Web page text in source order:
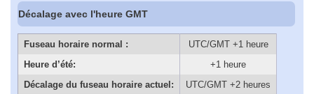
Décalage avec l'heure GMT
Fuseau horaire normal :
UTC/GMT +1 heure
Heure d’été:
+1 heure
Décalage du fuseau horaire actuel:
UTC/GMT +2 heures